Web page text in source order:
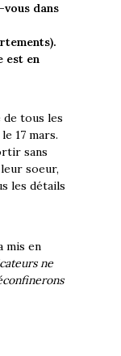
dans
est en
de tous les
17 mars.
sans
soeur,
les détails
mis en
ne